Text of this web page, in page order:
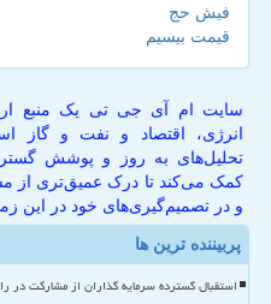
فیش حج
قیمت بیسیم
سایت ام آی جی تی یک منبع
انرژی، اقتصاد و نفت و گاز
تحلیل‌های به روز و پوشش
کمک می‌کند تا درک عمیق‌تری از
و در تصمیم‌گیری‌های خود در این
پربیننده ترین ها
استقبال گسترده سرمایه گذاران از مشارکت در